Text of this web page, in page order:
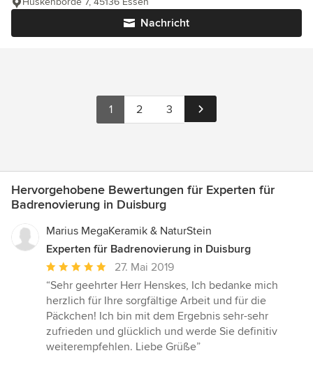
Nachricht
1 2 3
Hervorgehobene Bewertungen für Experten für
Badrenovierung in Duisburg
Marius MegaKeramik & NaturStein
Experten für Badrenovierung in Duisburg
Durchschnittliche
Bewertung:
5
von
5
Sternen
27. Mai 2019
“Sehr geehrter Herr Henskes, Ich bedanke mich
herzlich für Ihre sorgfältige Arbeit und für die
Päckchen! Ich bin mit dem Ergebnis sehr-sehr
zufrieden und glücklich und werde Sie definitiv
weiterempfehlen. Liebe Grüße”